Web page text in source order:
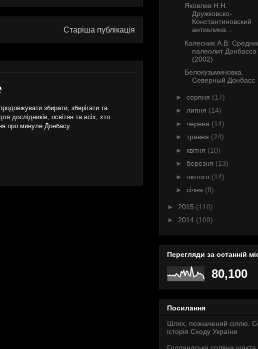
Старіша публікація
збирати, зберігати та
дослідників, освітян та всіх, хто
про минуле Донбасу.
Яковлев Н.Н.
Дружковско-
Константиновский
антиклина...
Колесник А.В.
палеолит Донбасса
(2002)
Белокузьминовка.
Северный Донбасс
► серпня (17)
► липня (14)
► червня (14)
► травня (24)
► квітня (10)
► березня (13)
► лютого (14)
► січня (8)
► 2015 (110)
► 2014 (109)
Перегляди за останній
80,100
Посилання
Шлях, позначений сіллю.
історія Сходу України